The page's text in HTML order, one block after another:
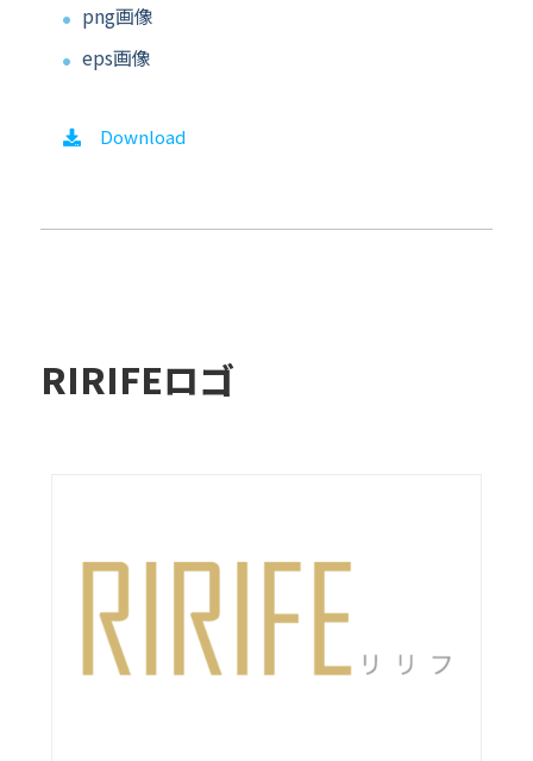
png画像
eps画像
Download
RIRIFEロゴ